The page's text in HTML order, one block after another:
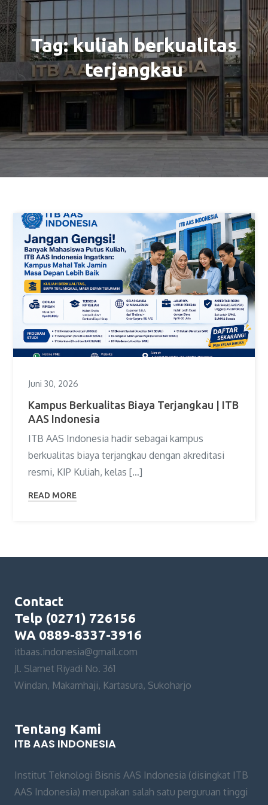
Tag:kuliah berkualitas
terjangkau
Juni 30, 2026
Kampus Berkualitas Biaya Terjangkau | ITB
AAS Indonesia
ITB AAS Indonesia hadir sebagai kampus
berkualitas biaya terjangkau dengan akreditasi
resmi, KIP Kuliah, kelas […]
READ MORE
Contact
Telp (0271) 726156
WA 0889-8337-3916
itbaas.indonesia@gmail.com
Jl. Slamet Riyadi No. 361
Windan, Makamhaji, Kartasura, Sukoharjo
Tentang Kami
ITB AAS INDONESIA
Institut Teknologi Bisnis AAS Indonesia (disingkat ITB
AAS Indonesia) merupakan salah satu perguruan tinggi